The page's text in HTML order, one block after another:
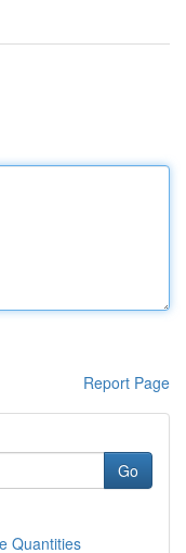
Report Page
Go
Quantities